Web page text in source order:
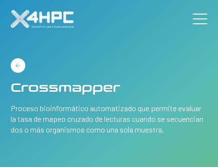
Crossmapper
Proceso bioinformático automatizado que permite evaluar
la tasa de mapeo cruzado de lecturas cuando se secuencian
dos o más organismos como una sola muestra.